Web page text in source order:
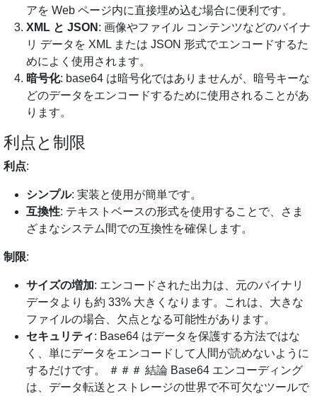
アを Web ページ内に直接埋め込む場合に便利です。
XML と JSON : 画像やファイル コンテンツなどのバイナ
リ データを XML または JSON 形式でエンコードするた
めによく使用されます。
暗号化: base64 は暗号化ではありませんが、暗号キーな
どのデータをエンコードするために使用されることがあ
ります。
利点と制限
利点:
シンプル: 実装と使用が簡単です。
互換性: テキストベースの形式を使用することで、さま
ざまなシステム間での互換性を確保します。
制限:
サイズの増加: エンコードされた出力は、元のバイナリ
データよりも約 33% 大きくなります。これは、大きな
ファイルの場合、欠点となる可能性があります。
セキュリティ: Base64 はデータを保護する方法ではな
く、単にデータをエンコードして人間が読めないように
するだけです。 ＃＃＃ 結論 Base64 エンコーディング
は、データ転送とストレージの世界で不可欠なツールで